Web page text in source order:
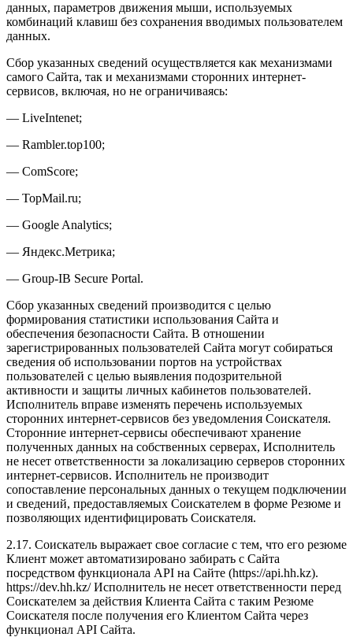
данных, параметров движения мыши, используемых
комбинаций клавиш без сохранения вводимых пользователем
данных.
Сбор указанных сведений осуществляется как механизмами
самого Сайта, так и механизмами сторонних интернет-
сервисов, включая, но не ограничиваясь:
— LiveIntenet;
— Rambler.top100;
— ComScore;
— TopMail.ru;
— Google Analytics;
— Яндекс.Метрика;
— Group-IB Secure Portal.
Сбор указанных сведений производится с целью
формирования статистики использования Сайта и
обеспечения безопасности Сайта. В отношении
зарегистрированных пользователей Сайта могут собираться
сведения об использовании портов на устройствах
пользователей с целью выявления подозрительной
активности и защиты личных кабинетов пользователей.
Исполнитель вправе изменять перечень используемых
сторонних интернет-сервисов без уведомления Соискателя.
Сторонние интернет-сервисы обеспечивают хранение
полученных данных на собственных серверах, Исполнитель
не несет ответственности за локализацию серверов сторонних
интернет-сервисов. Исполнитель не производит
сопоставление персональных данных о текущем подключении
и сведений, предоставляемых Соискателем в форме Резюме и
позволяющих идентифицировать Соискателя.
2.17. Соискатель выражает свое согласие с тем, что его резюме
Клиент может автоматизировано забирать с Сайта
посредством функционала API на Сайте (https://api.hh.kz).
https://dev.hh.kz/ Исполнитель не несет ответственности перед
Соискателем за действия Клиента Сайта с таким Резюме
Соискателя после получения его Клиентом Сайта через
функционал API Сайта.